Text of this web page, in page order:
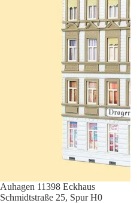
Sale
Auhagen 11398 Eckhaus
Schmidtstraße 25, Spur H0